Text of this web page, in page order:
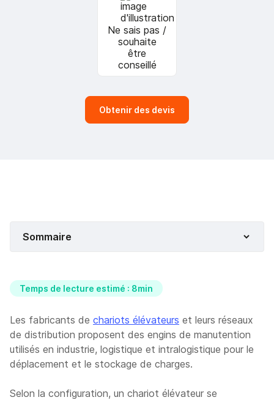
Ne sais pas /
souhaite
être
conseillé
Obtenir des devis
Sommaire
Temps de lecture estimé : 8min
Les fabricants de chariots élévateurs et leurs réseaux
de distribution proposent des engins de manutention
utilisés en industrie, logistique et intralogistique pour le
déplacement et le stockage de charges.
Selon la configuration, un chariot élévateur se